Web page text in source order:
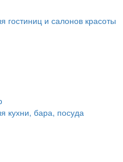
и салонов красоты
кухни, бара, посуда